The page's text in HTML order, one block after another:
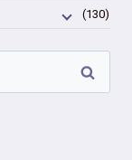
(130)
Pretraži